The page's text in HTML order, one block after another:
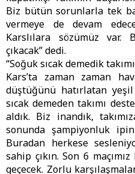
Biz bütün sorunlarla tek
vermeye de devam
Karslılara sözümüz var.
çıkacak” dedi.
“Soğuk sıcak demedik
Kars’ta zaman zaman
düştüğünü hatırlatan
sıcak demeden takımı
aldık. Biz inandık,
sonunda şampiyonluk
Buradan herkese
sahip çıkın. Son 6
geçecek. Zorlu